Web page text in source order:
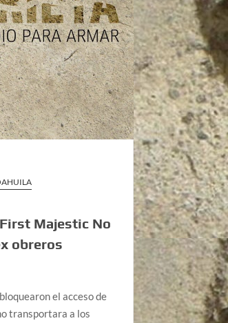
Majestic No
obreros
el acceso de
transportara a los